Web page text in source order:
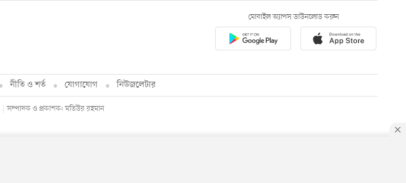
মোবাইল অ্যাপস ডাউনলোড করুন
নীতি ও শর্ত যোগাযোগ নিউজলেটার
সম্পাদক ও প্রকাশক: মতিউর রহমান